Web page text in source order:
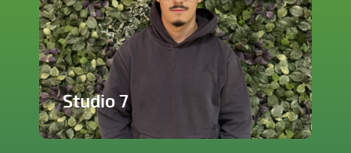
Studio 7